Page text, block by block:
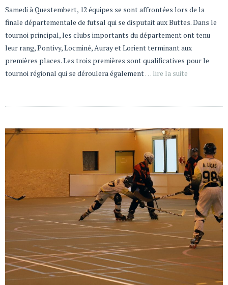
Samedi à Questembert, 12 équipes se sont affrontées lors de la
finale départementale de futsal qui se disputait aux Buttes. Dans le
tournoi principal, les clubs importants du département ont tenu
leur rang, Pontivy, Locminé, Auray et Lorient terminant aux
premières places. Les trois premières sont qualificatives pour le
tournoi régional qui se déroulera également… lire la suite